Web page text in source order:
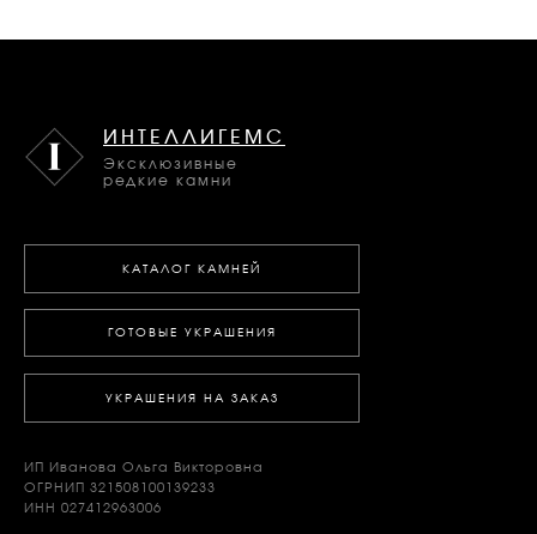
КАТАЛОГ КАМНЕЙ
УКРАШЕНИЯ НА ЗАКАЗ
ГОТОВЫЕ УКРАШЕНИЯ
Эксклюзивные
редкие камни
ИНТЕЛЛИГЕМС
ИП Иванова Ольга Викторовна
ОГРНИП 321508100139233
ИНН 027412963006